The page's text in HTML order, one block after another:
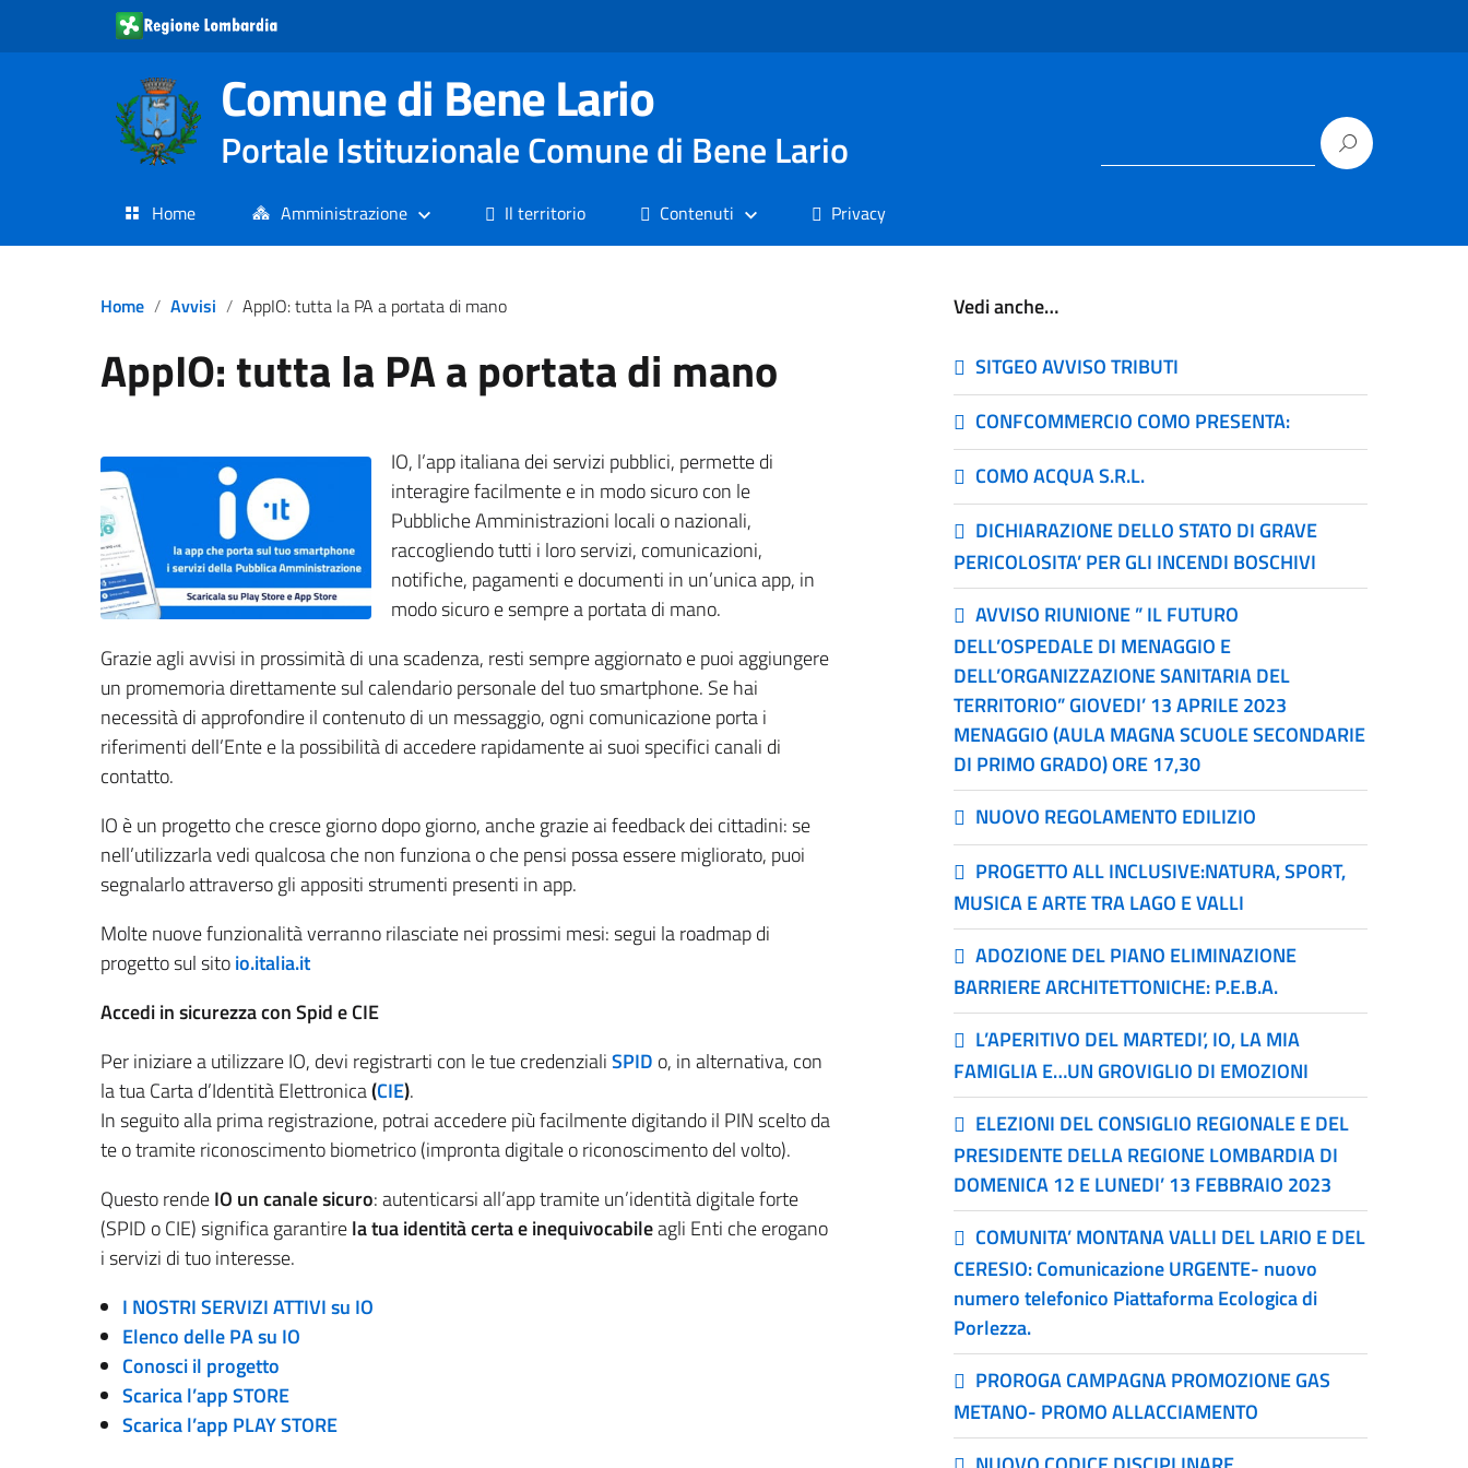
Comune di Bene Lario
Portale Istituzionale Comune di Bene Lario
Home Amministrazione Il territorio Contenuti Privacy
Home Avvisi AppIO: tutta la PA a portata di mano
AppIO: tutta la PA a portata di mano
IO, l’app italiana dei servizi pubblici, permette di
interagire facilmente e in modo sicuro con le
Pubbliche Amministrazioni locali o nazionali,
raccogliendo tutti i loro servizi, comunicazioni,
notifiche, pagamenti e documenti in un’unica app, in
modo sicuro e sempre a portata di mano.
Grazie agli avvisi in prossimità di una scadenza, resti sempre aggiornato e puoi aggiungere
un promemoria direttamente sul calendario personale del tuo smartphone. Se hai
necessità di approfondire il contenuto di un messaggio, ogni comunicazione porta i
riferimenti dell’Ente e la possibilità di accedere rapidamente ai suoi specifici canali di
contatto.
IO è un progetto che cresce giorno dopo giorno, anche grazie ai feedback dei cittadini: se
nell’utilizzarla vedi qualcosa che non funziona o che pensi possa essere migliorato, puoi
segnalarlo attraverso gli appositi strumenti presenti in app.
Molte nuove funzionalità verranno rilasciate nei prossimi mesi: segui la roadmap di
progetto sul sitoio.italia.it
Accedi in sicurezza con Spid e CIE
Per iniziare a utilizzare IO, devi registrarti con le tue credenzialiSPID o, in alternativa, con
la tua Carta d’Identità Elettronica(CIE).
In seguito alla prima registrazione, potrai accedere più facilmente digitando il PIN scelto da
te o tramite riconoscimento biometrico (impronta digitale o riconoscimento del volto).
Questo rendeIO un canale sicuro: autenticarsi all’app tramite un’identità digitale forte
(SPID o CIE) significa garantirela tua identità certa e inequivocabileagli Enti che erogano
i servizi di tuo interesse.
I NOSTRI SERVIZI ATTIVI su IO
Elenco delle PA su IO
Conosci il progetto
Scarica l’app STORE
Scarica l’app PLAY STORE
Vedi anche…
SITGEO AVVISO TRIBUTI
CONFCOMMERCIO COMO PRESENTA:
COMO ACQUA S.R.L.
DICHIARAZIONE DELLO STATO DI GRAVE
PERICOLOSITA’ PER GLI INCENDI BOSCHIVI
AVVISO RIUNIONE ” IL FUTURO
DELL’OSPEDALE DI MENAGGIO E
DELL’ORGANIZZAZIONE SANITARIA DEL
TERRITORIO” GIOVEDI’ 13 APRILE 2023
MENAGGIO (AULA MAGNA SCUOLE SECONDARIE
DI PRIMO GRADO) ORE 17,30
NUOVO REGOLAMENTO EDILIZIO
PROGETTO ALL INCLUSIVE:NATURA, SPORT,
MUSICA E ARTE TRA LAGO E VALLI
ADOZIONE DEL PIANO ELIMINAZIONE
BARRIERE ARCHITETTONICHE: P.E.B.A.
L’APERITIVO DEL MARTEDI’, IO, LA MIA
FAMIGLIA E…UN GROVIGLIO DI EMOZIONI
ELEZIONI DEL CONSIGLIO REGIONALE E DEL
PRESIDENTE DELLA REGIONE LOMBARDIA DI
DOMENICA 12 E LUNEDI’ 13 FEBBRAIO 2023
COMUNITA’ MONTANA VALLI DEL LARIO E DEL
CERESIO: Comunicazione URGENTE- nuovo
numero telefonico Piattaforma Ecologica di
Porlezza.
PROROGA CAMPAGNA PROMOZIONE GAS
METANO- PROMO ALLACCIAMENTO